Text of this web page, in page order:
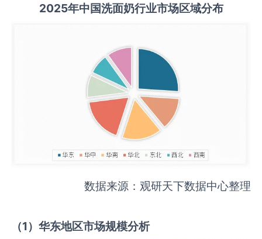
2025年中国洗面奶行业市场区域分布
数据来源：观研天下数据中心整理
（1）华东地区市场规模分析